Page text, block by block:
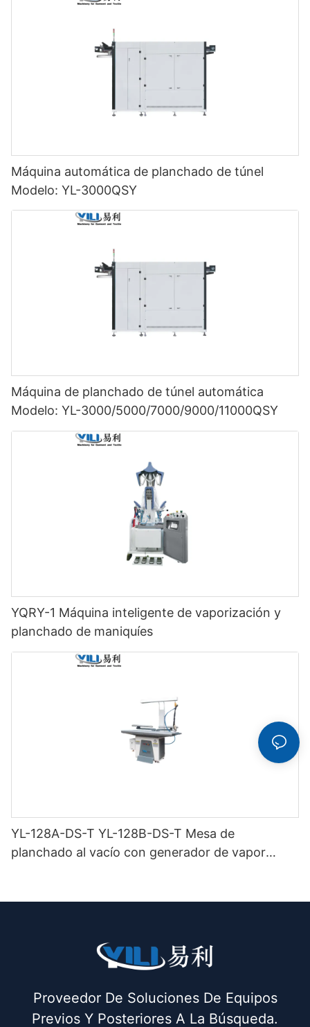
Máquina automática de planchado de túnel
Modelo: YL-3000QSY
Máquina de planchado de túnel automática
Modelo: YL-3000/5000/7000/9000/11000QSY
YQRY-1 Máquina inteligente de vaporización y
planchado de maniquíes
YL-128A-DS-T YL-128B-DS-T Mesa de
planchado al vacío con generador de vapor
Proveedor De Soluciones De Equipos
Previos Y Posteriores A La Búsqueda.